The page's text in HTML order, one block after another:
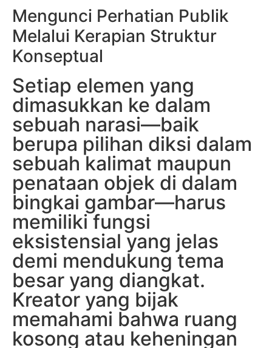
Mengunci Perhatian Publik
Melalui Kerapian Struktur
Konseptual
Setiap elemen yang
dimasukkan ke dalam
sebuah narasi—baik
berupa pilihan diksi dalam
sebuah kalimat maupun
penataan objek di dalam
bingkai gambar—harus
memiliki fungsi
eksistensial yang jelas
demi mendukung tema
besar yang diangkat.
Kreator yang bijak
memahami bahwa ruang
kosong atau keheningan